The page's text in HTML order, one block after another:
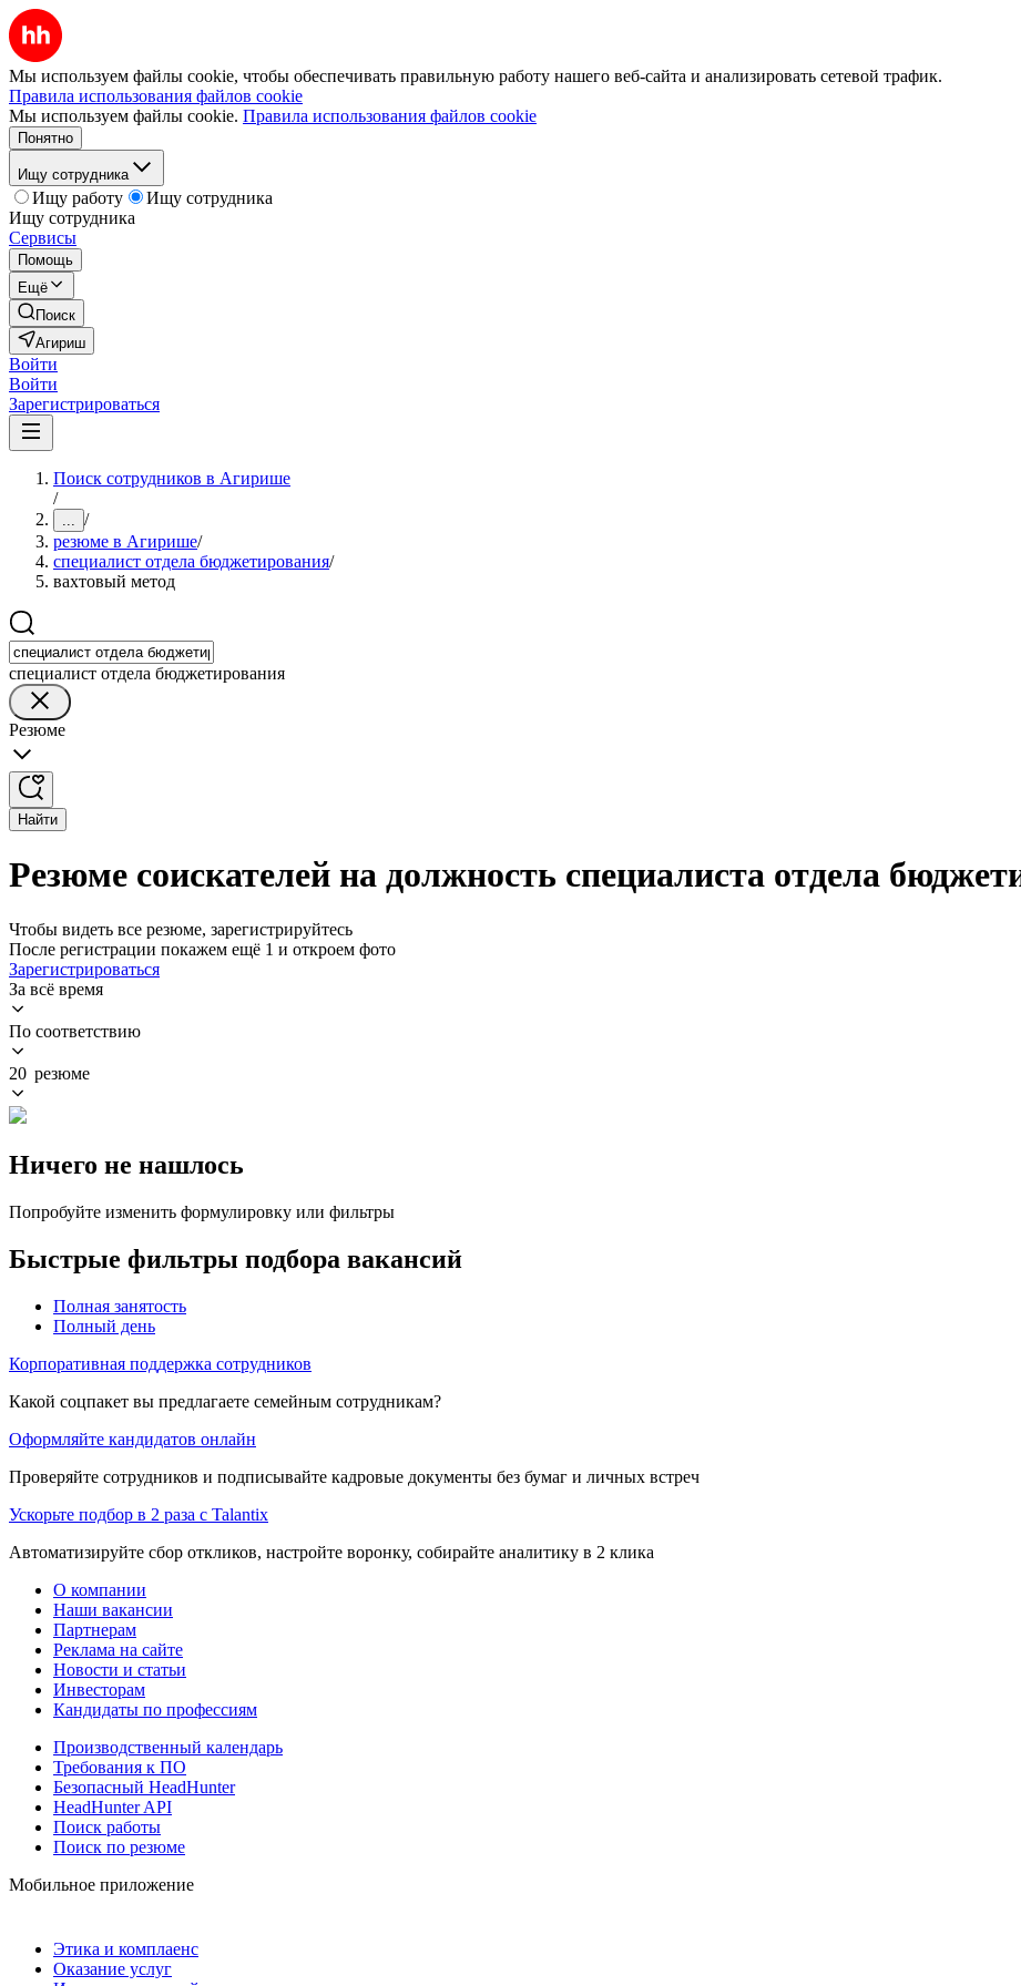
Мы используем файлы cookie, чтобы обеспечивать правильную работу нашего веб-сайта и анализировать сетевой трафик.
Правила использования файлов cookie
Мы используем файлы cookie. Правила использования файлов cookie
Понятно
Ищу сотрудника
Ищу работу
Ищу сотрудника
Ищу сотрудника
Сервисы
Помощь
Ещё
Поиск
Агириш
Войти
Войти
Зарегистрироваться
Поиск сотрудников в Агирише
/
... /
резюме в Агирише/
специалист отдела бюджетирования/
вахтовый метод
специалист отдела бюджетирования
Резюме
Найти
Резюме соискателей на должность специалиста отдела
Чтобы видеть все резюме, зарегистрируйтесь
После регистрации покажем ещё 1 и откроем фото
Зарегистрироваться
За всё время
По соответствию
20 резюме
Ничего не нашлось
Попробуйте изменить формулировку или фильтры
Быстрые фильтры подбора вакансий
Полная занятость
Полный день
Корпоративная поддержка сотрудников
Какой соцпакет вы предлагаете семейным сотрудникам?
Оформляйте кандидатов онлайн
Проверяйте сотрудников и подписывайте кадровые документы без бумаг и личных встреч
Ускорьте подбор в 2 раза с Talantix
Автоматизируйте сбор откликов, настройте воронку, собирайте аналитику в 2 клика
О компании
Наши вакансии
Партнерам
Реклама на сайте
Новости и статьи
Инвесторам
Кандидаты по профессиям
Производственный календарь
Требования к ПО
Безопасный HeadHunter
HeadHunter API
Поиск работы
Поиск по резюме
Мобильное приложение
Этика и комплаенс
Оказание услуг